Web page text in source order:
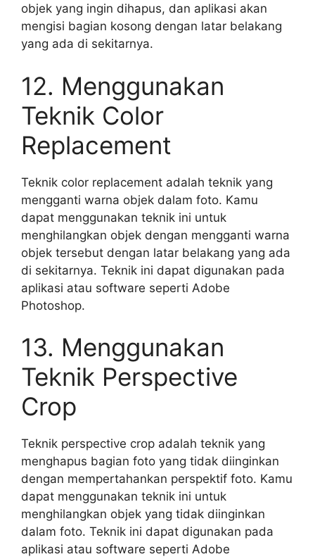
objek yang ingin dihapus, dan aplikasi akan
mengisi bagian kosong dengan latar belakang
yang ada di sekitarnya.
12. Menggunakan
Teknik Color
Replacement
Teknik color replacement adalah teknik yang
mengganti warna objek dalam foto. Kamu
dapat menggunakan teknik ini untuk
menghilangkan objek dengan mengganti warna
objek tersebut dengan latar belakang yang ada
di sekitarnya. Teknik ini dapat digunakan pada
aplikasi atau software seperti Adobe
Photoshop.
13. Menggunakan
Teknik Perspective
Crop
Teknik perspective crop adalah teknik yang
menghapus bagian foto yang tidak diinginkan
dengan mempertahankan perspektif foto. Kamu
dapat menggunakan teknik ini untuk
menghilangkan objek yang tidak diinginkan
dalam foto. Teknik ini dapat digunakan pada
aplikasi atau software seperti Adobe